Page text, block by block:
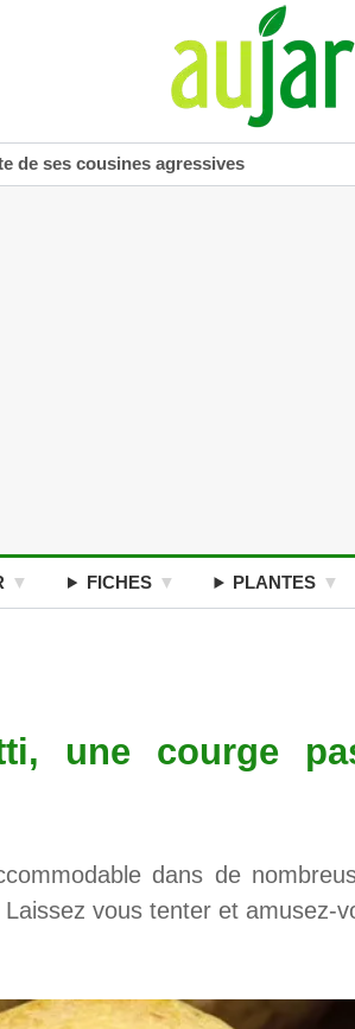
de ses cousines agressives
FICHES PLANTES
une courge
dans de
vous tenter et amusez-